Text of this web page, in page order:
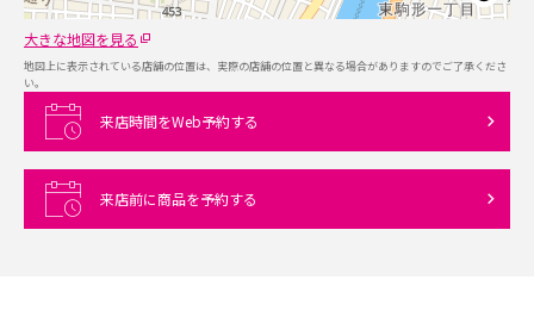
大きな地図を見る
地図上に表示されている店舗の位置は、実際の店舗の位置と異なる場合がありますのでご了承くださ
い。
来店時間をWeb予約する
来店前に商品を予約する